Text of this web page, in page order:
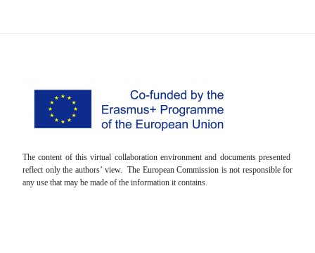
The content of this virtual collaboration environment and documents presented
reflect only the authors’ view. The European Commission is not responsible for
any use that may be made of the information it contains.